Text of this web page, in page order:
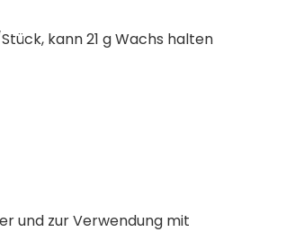
kann 21 g Wachs halten
und zur Verwendung mit